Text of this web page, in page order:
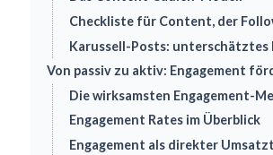
Checkliste für Content, der
Karussell-Posts: unterschätztes
Von passiv zu aktiv: Engagement
Die wirksamsten Engagement-
Engagement Rates im Überblick
Engagement als direkter